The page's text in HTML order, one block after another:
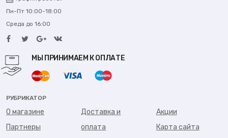
Пн-Пт 10:00-18:00
Среда до 16:00
МЫ ПРИНИМАЕМ К ОПЛАТЕ
РУБРИКАТОР
О магазине
Партнеры
Доставка и
оплата
Акции
Карта сайта